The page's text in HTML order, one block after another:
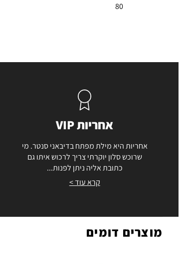
80
אחריות VIP
אחריות היא מילת מפתח בדיבאני סנטר. מי
שרוכש סלון יוקרתי צריך לרכוש איתו גם
כתובת אליה ניתן לפנות...
קרא עוד >
מוצרים דומים